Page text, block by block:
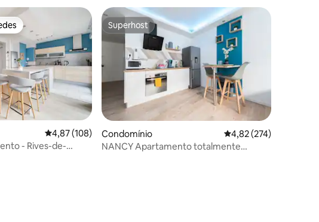
203avaliações
Classificação média de 4,87 em 5 estrelas, 108avaliações
4,87 (108)
- Rives-de-
Superhost
Superhost
Condomínio Classificação média
4,82 (274)
NANCY Apartamento totalmente